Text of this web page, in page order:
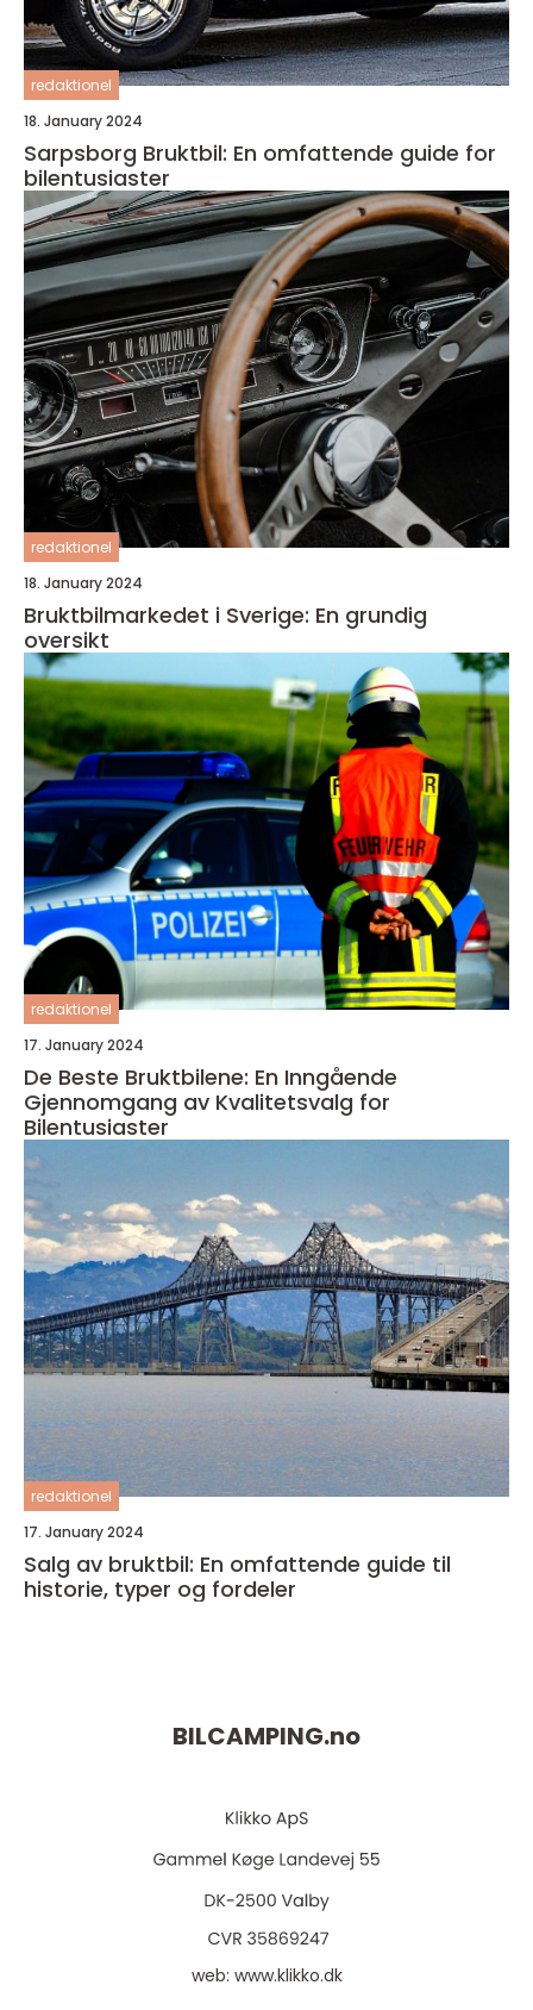
redaktionel
18. January 2024
Sarpsborg Bruktbil: En omfattende guide for
bilentusiaster
redaktionel
18. January 2024
Bruktbilmarkedet i Sverige: En grundig
oversikt
redaktionel
17. January 2024
De Beste Bruktbilene: En Inngående
Gjennomgang av Kvalitetsvalg for
Bilentusiaster
redaktionel
17. January 2024
Salg av bruktbil: En omfattende guide til
historie, typer og fordeler
BILCAMPING.no
web: www.klikko.dk